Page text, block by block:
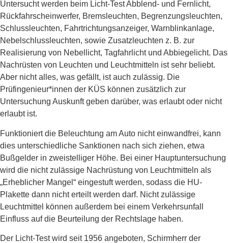
Untersucht werden beim Licht-Test Abblend- und Fernlicht,
Rückfahrscheinwerfer, Bremsleuchten, Begrenzungsleuchten,
Schlussleuchten, Fahrtrichtungsanzeiger, Warnblinkanlage,
Nebelschlussleuchten, sowie Zusatzleuchten z. B. zur
Realisierung von Nebellicht, Tagfahrlicht und Abbiegelicht. Das
Nachrüsten von Leuchten und Leuchtmitteln ist sehr beliebt.
Aber nicht alles, was gefällt, ist auch zulässig. Die
Prüfingenieur*innen der KÜS können zusätzlich zur
Untersuchung Auskunft geben darüber, was erlaubt oder nicht
erlaubt ist.
Funktioniert die Beleuchtung am Auto nicht einwandfrei, kann
dies unterschiedliche Sanktionen nach sich ziehen, etwa
Bußgelder in zweistelliger Höhe. Bei einer Hauptuntersuchung
wird die nicht zulässige Nachrüstung von Leuchtmitteln als
„Erheblicher Mangel“ eingestuft werden, sodass die HU-
Plakette dann nicht erteilt werden darf. Nicht zulässige
Leuchtmittel können außerdem bei einem Verkehrsunfall
Einfluss auf die Beurteilung der Rechtslage haben.
Der Licht-Test wird seit 1956 angeboten, Schirmherr der